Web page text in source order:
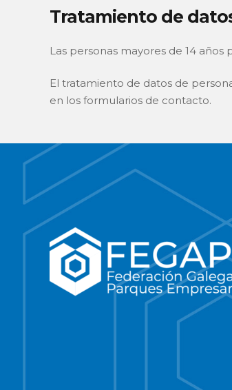
Tratamiento de
Las personas mayores de 14
El tratamiento de datos de
en los formularios de contacto.